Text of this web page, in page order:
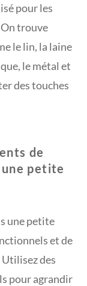
pour les
trouve
le lin, la laine
le métal et
des touches
de
petite
une petite
et de
des
pour agrandir